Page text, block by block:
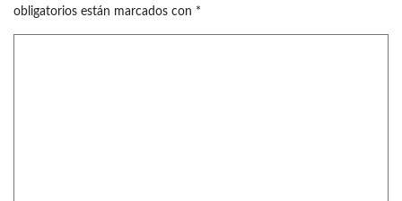
obligatorios están marcados con *